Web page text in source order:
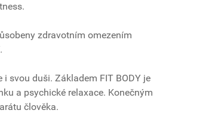
zdravotním omezením
svou duši. Základem FIT BODY je
a psychické relaxace. Konečným
člověka.